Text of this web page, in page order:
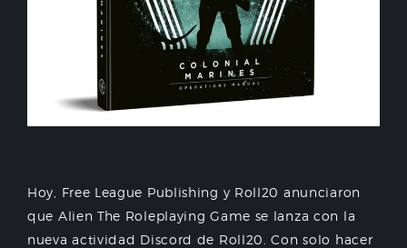
Hoy, Free League Publishing y Roll20 anunciaron
que Alien The Roleplaying Game se lanza con la
nueva actividad Discord de Roll20. Con solo hacer